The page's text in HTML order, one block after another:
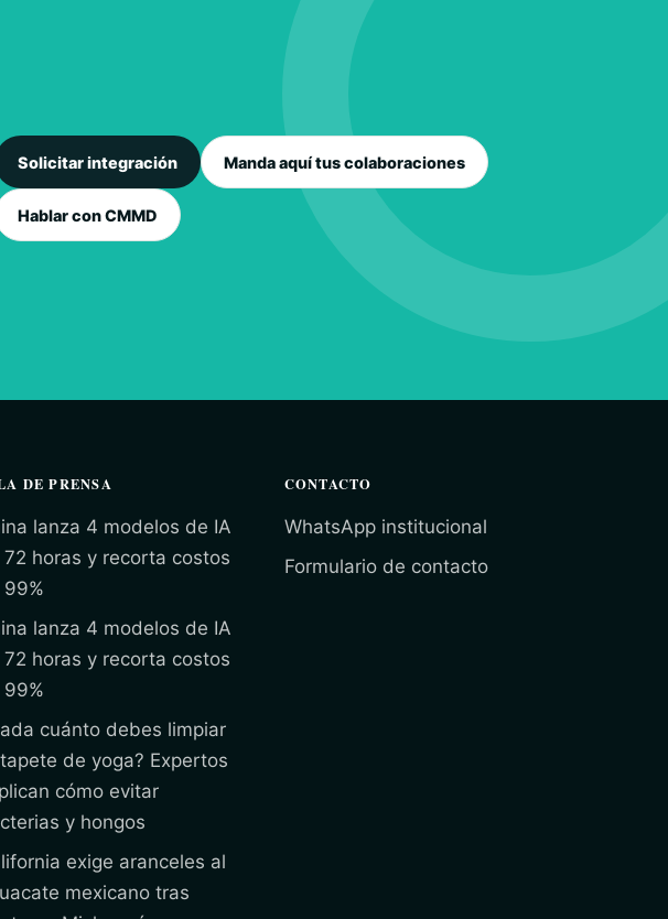
Solicitar integración Manda aquí tus colaboraciones
Hablar con CMMD
DE PRENSA
lanza 4 modelos de IA
72 horas y recorta costos
99%
lanza 4 modelos de IA
72 horas y recorta costos
99%
cuánto debes limpiar
de yoga? Expertos
cómo evitar
y hongos
exige aranceles al
mexicano tras
CONTACTO
WhatsApp institucional
Formulario de contacto